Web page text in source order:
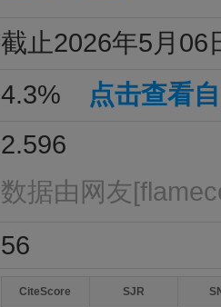
截止2026年5月06
4.3% 点击查看
2.596
数据由网友
56
CiteScore SJR